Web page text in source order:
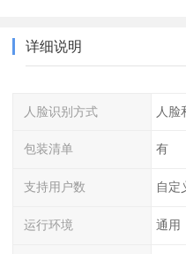
详细说明
人脸识别方式 人脸
包装清单 有
支持用户数 自定
运行环境 通用